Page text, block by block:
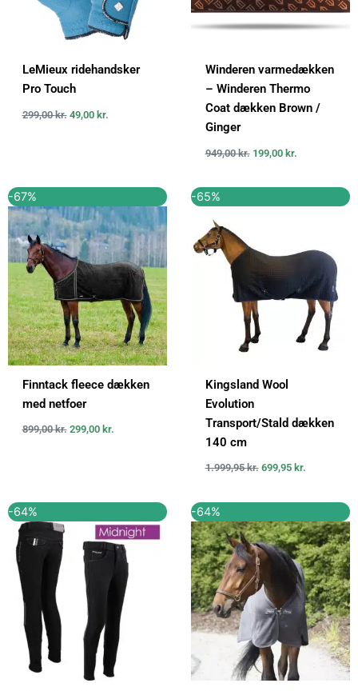
LeMieux ridehandsker
Pro Touch
299,00kr. 49,00 kr.
Winderen varmedækken
– Winderen Thermo
Coat dækken Brown /
Ginger
949,00kr. 199,00 kr.
-67%
Finntack fleece dækken
med netfoer
899,00kr.
oprindelige
pris
var:
899,00 kr..
299,00 kr.
aktuelle
pris
er:
299,00 kr..
-65%
Kingsland Wool
Evolution
Transport/Stald dækken
140 cm
1.999,95kr.
oprindelige
1.999,95 kr..
699,95 kr.
aktuelle
699,95 kr..
-64%
oprindelige
var:
559,00 kr..
aktuelle
pris
er:
199,00 kr..
-64%
oprindelige
pris
var:
2.799,00 kr..
aktuelle
pris
er:
999,00 kr..